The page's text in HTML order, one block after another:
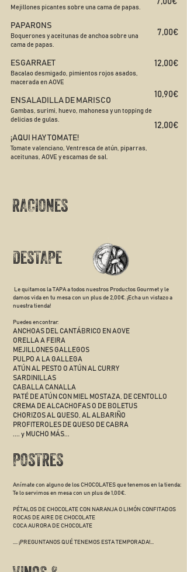
Mejillones picantes sobre una cama de papas.
PAPARONS
Boquerones y aceitunas de anchoa sobre una
cama de papas.
ESGARRAET​
Bacalao desmigado, pimientos rojos asados,
macerada en AOVE
ENSALADILLA DE MARISCO
Gambas, surimi, huevo, mahonesa y un topping de
delicias de gulas.
¡AQUI HAY TOMATE!
Tomate valenciano, Ventresca de atún, piparras,
aceitunas, AOVE y escamas de sal.
7,00€
12,00€​
10,90€​​
12,00€
RACIONES
DESTAPE
Le quitamos la TAPA a todos nuestros Productos Gourmet y le
damos vida en tu mesa con un plus de 2,00€. ¡Echa un vistazo a
nuestra tienda!
Puedes encontrar:
ANCHOAS DEL CANTÁBRICO EN AOVE
ORELLA A FEIRA
MEJILLONES GALLEGOS
PULPO A LA GALLEGA
ATÚN AL PESTO O ATÚN AL CURRY
SARDINILLAS
CABALLA CANALLA
PATÉ DE ATÚN CON MIEL MOSTAZA, DE CENTOLLO
CREMA DE ALCACHOFAS O DE BOLETUS
CHORIZOS AL QUESO, AL ALBARIÑO
PROFITEROLES DE QUESO DE CABRA
.... y MUCHO MÁS...
POSTRES
Anímate con alguno de los CHOCOLATES que tenemos en la tienda:
Te lo servimos en mesa con un plus de 1,00€.
PÉTALOS DE CHOCOLATE CON NARANJA O LIMÓN CONFITADOS
ROCAS DE AIRE DE CHOCOLATE
COCA AURORA DE CHOCOLATE
.... ¡PREGUNTANOS QUÉ TENEMOS ESTA TEMPORADA!...